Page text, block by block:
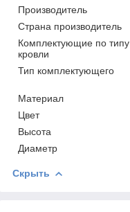
Производитель
Страна производитель
Комплектующие по типу
кровли
Тип комплектующего
Материал
Цвет
Высота
Диаметр
Скрыть